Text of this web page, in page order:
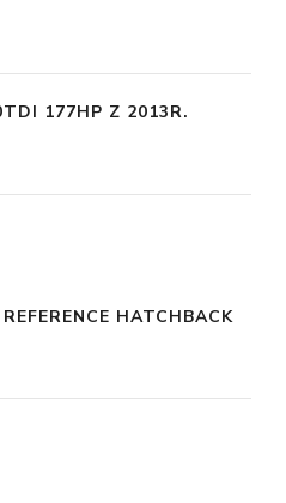
177HP Z 2013R.
HATCHBACK